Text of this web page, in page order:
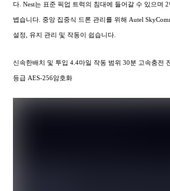
다. Nest는 표준 픽업 트럭의 침대에 들어갈 수 있으며
볍습니다. 중앙 집중식 드론 관리를 위해 Autel
설정, 유지 관리 및 작동이 쉽습니다.
신속한배치 및 투입 4.4마일 작동 범위 30분 고속충전
등급 AES-256암호화